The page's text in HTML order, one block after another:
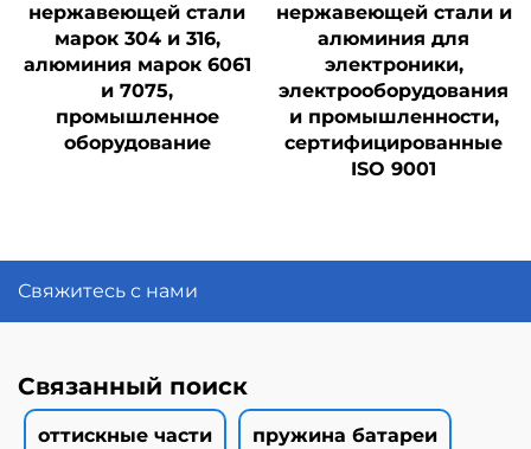
нержавеющей стали
марок 304 и 316,
алюминия марок 6061
и 7075,
промышленное
оборудование
нержавеющей стали и
алюминия для
электроники,
электрооборудования
и промышленности,
сертифицированные
ISO 9001
Свяжитесь с нами
Связанный поиск
оттискные части пружина батареи